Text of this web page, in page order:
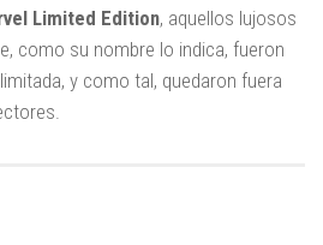
Limited Edition, aquellos lujosos
como su nombre lo indica, fueron
y como tal, quedaron fuera